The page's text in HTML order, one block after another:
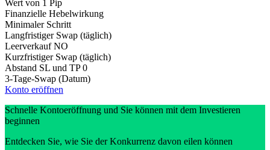
Wert von 1 Pip
Finanzielle Hebelwirkung
Minimaler Schritt
Langfristiger Swap (täglich)
Leerverkauf NO
Kurzfristiger Swap (täglich)
Abstand SL und TP 0
3-Tage-Swap (Datum)
Konto eröffnen
Schnelle Kontoeröffnung und Sie können mit dem Investieren
beginnen
Entdecken Sie, wie Sie der Konkurrenz davon eilen können